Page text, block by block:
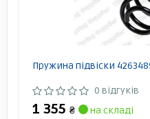
Пружина підвіски 4263489
0 відгуків
1 355 ₴
на складі